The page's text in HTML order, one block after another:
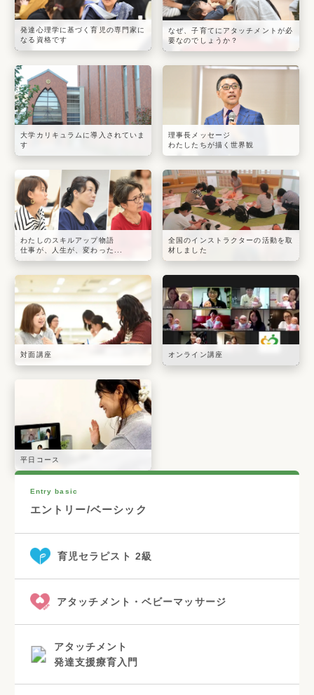
発達心理学に基づく育児の専門家に
なる資格です
なぜ、子育てにアタッチメントが必
要なのでしょうか？
大学カリキュラムに導入されていま
す
理事長メッセージ
わたしたちが描く世界観
わたしのスキルアップ物語
仕事が、人生が、変わった...
全国のインストラクターの活動を取
材しました
対面講座 オンライン講座
平日コース
Entry basic
エントリー/ベーシック
育児セラピスト 2級
アタッチメント・ベビーマッサージ
アタッチメント
発達支援療育入門